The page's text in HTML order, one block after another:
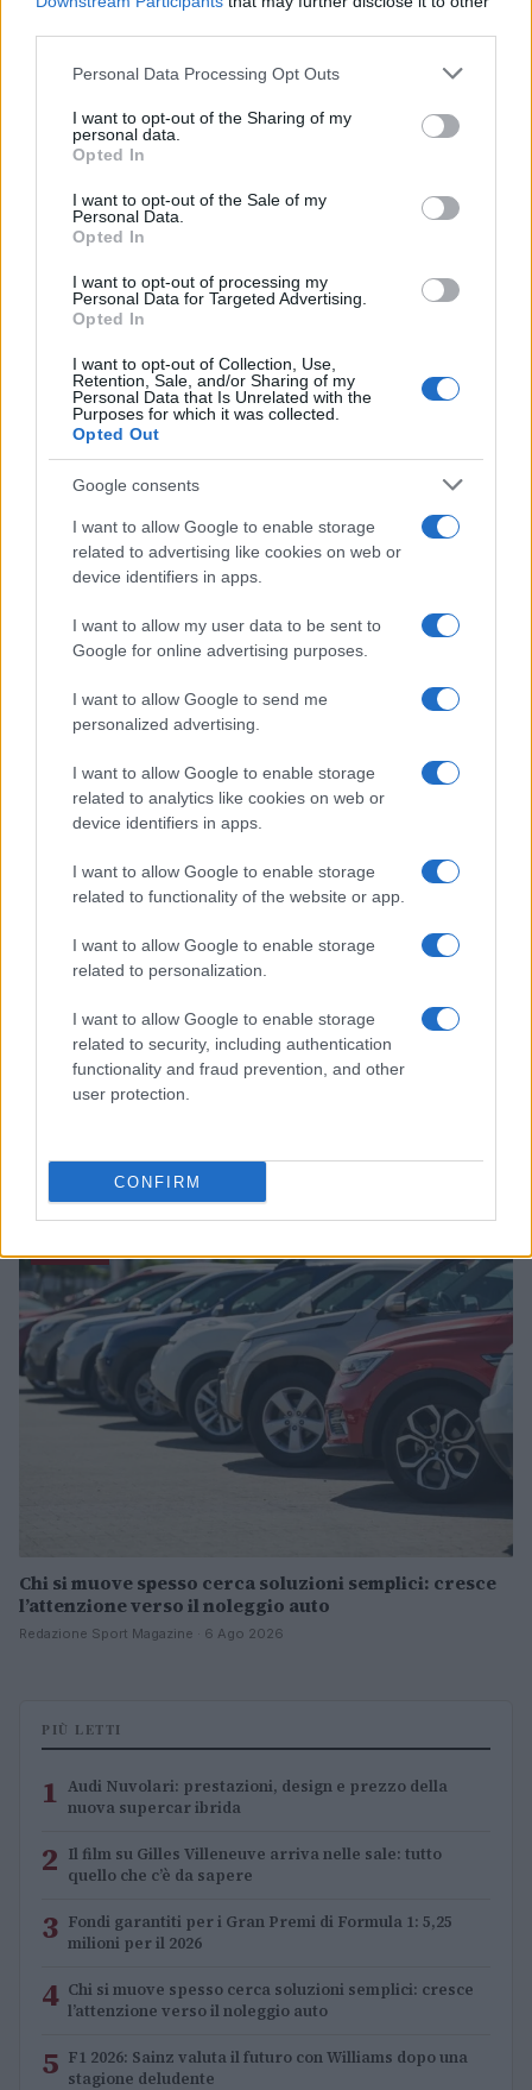
Please note that this website/app uses one or more Google
not limited to your visit or usage behaviour. You may click to
grant or deny consent to Google and its third-party tags to
use your data for below specified purposes in below Google
consent section.
Personal Data Processing Opt Outs
I want to opt-out of the Sharing of my
personal data.
Opted In
I want to opt-out of the Sale of my
Personal Data.
Opted In
I want to opt-out of processing my
Personal Data for Targeted Advertising.
Opted In
I want to opt-out of Collection, Use,
Retention, Sale, and/or Sharing of my
Personal Data that Is Unrelated with the
Purposes for which it was collected.
Opted Out
Google consents
I want to allow Google to enable storage
related to advertising like cookies on web or
device identifiers in apps.
I want to allow my user data to be sent to
Google for online advertising purposes.
I want to allow Google to send me
personalized advertising.
I want to allow Google to enable storage
related to analytics like cookies on web or
device identifiers in apps.
I want to allow Google to enable storage
related to functionality of the website or app.
I want to allow Google to enable storage
related to personalization.
I want to allow Google to enable storage
related to security, including authentication
functionality and fraud prevention, and other
user protection.
CONFIRM
Continua a leggere
MOTORI
IONIQ 6 N: la nuova supersportiva elettrica di
Hyundai in arrivo in Italia
Francesca Lombardi · 6 Ago 2026
MOTORI
plug-in
Andrea Conforti · 6 Ago 2026
Chi si muove spesso cerca soluzioni semplici: cresce
l’attenzione verso il noleggio auto
Redazione Sport Magazine · 6 Ago 2026
PIÙ LETTI
1 Audi Nuvolari: prestazioni, design e prezzo della
nuova supercar ibrida
2 Il film su Gilles Villeneuve arriva nelle sale: tutto
quello che c’è da sapere
3 Fondi garantiti per i Gran Premi di Formula 1: 5,25
milioni per il 2026
4 Chi si muove spesso cerca soluzioni semplici: cresce
l’attenzione verso il noleggio auto
5 F1 2026: Sainz valuta il futuro con Williams dopo una
stagione deludente